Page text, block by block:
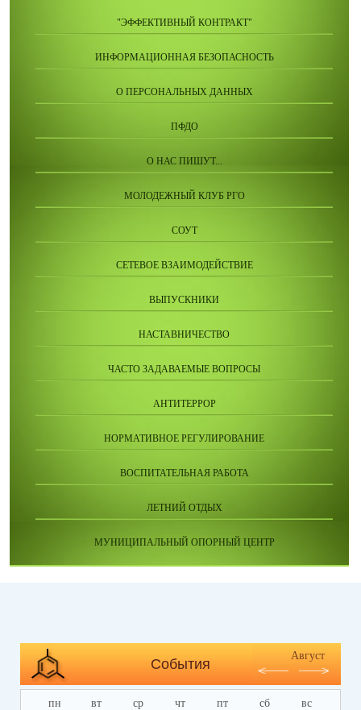
"ЭФФЕКТИВНЫЙ КОНТРАКТ"
ИНФОРМАЦИОННАЯ БЕЗОПАСНОСТЬ
О ПЕРСОНАЛЬНЫХ ДАННЫХ
ПФДО
О НАС ПИШУТ...
МОЛОДЕЖНЫЙ КЛУБ РГО
СОУТ
СЕТЕВОЕ ВЗАИМОДЕЙСТВИЕ
ВЫПУСКНИКИ
НАСТАВНИЧЕСТВО
ЧАСТО ЗАДАВАЕМЫЕ ВОПРОСЫ
АНТИТЕРРОР
НОРМАТИВНОЕ РЕГУЛИРОВАНИЕ
ВОСПИТАТЕЛЬНАЯ РАБОТА
ЛЕТНИЙ ОТДЫХ
МУНИЦИПАЛЬНЫЙ ОПОРНЫЙ ЦЕНТР
События
Август
пн вт ср чт пт сб вс